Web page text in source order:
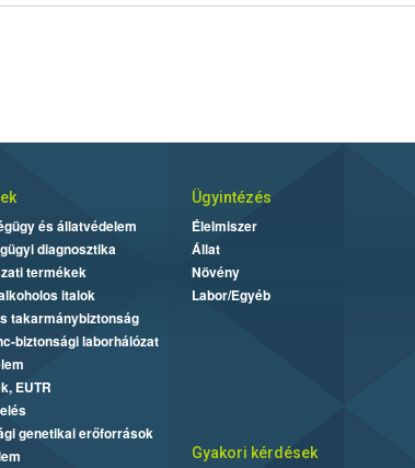
és állatvédelem
diagnosztika
termékek
italok
takarmánybiztonság
biztonsági laborhálózat
EUTR
genetikai erőforrások
Ügyintézés
Élelmiszer
Állat
Növény
Labor/Egyéb
Gyakori kérdések